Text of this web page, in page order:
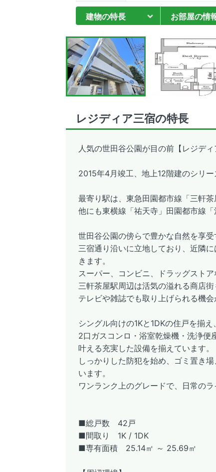
建物の特長 お部屋の情
レジディア三宿の特長
人気の世田谷公園が目の前【レジディ
2015年4月竣工、地上12階建のシリー
最寄り駅は、東急田園都市線「三軒茶
他にも東横線「祐天寺」田園都市線
世田谷公園の傍らで豊かな自然を享受
三宿通り沿いに立地しており、近隣
きます。
スーパー、コンビニ、ドラッグスト
三軒茶屋駅周辺は活気の溢れる商店
テレビや雑誌でも取り上げられる機
シングル向けの1Kと1DKの住戸を揃
2口ガスコンロ・浴室乾燥機・洗浄便
叶える充実した設備を揃えています。
しっかりした防犯を始め、ゴミ置き
います。
ワンランク上のグレードで、日常の
■総戸数 42戸
■間取り 1K / 1DK
■専有面積 25.14㎡ ～ 25.69㎡